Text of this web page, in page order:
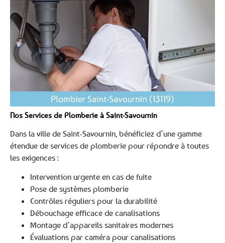
Nos Services de Plomberie à Saint-Savournin
Dans la ville de Saint-Savournin, bénéficiez d’une gamme
étendue de services de plomberie pour répondre à toutes
les exigences :
Intervention urgente en cas de fuite
Pose de systèmes plomberie
Contrôles réguliers pour la durabilité
Débouchage efficace de canalisations
Montage d’appareils sanitaires modernes
Évaluations par caméra pour canalisations